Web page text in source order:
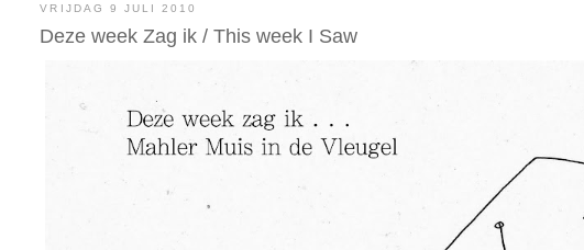
VRIJDAG 9 JULI 2010
Deze week Zag ik / This week I Saw